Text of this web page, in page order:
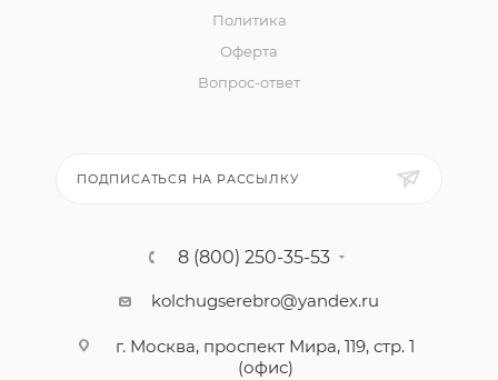
Политика
Оферта
Вопрос-ответ
ПОДПИСАТЬСЯ НА РАССЫЛКУ
8 (800) 250-35-53
kolchugserebro@yandex.ru
г. Москва, проспект Мира, 119, стр. 1
(офис)